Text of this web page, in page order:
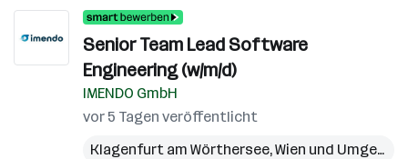
Senior Team Lead Software
Engineering (w/m/d)
IMENDO GmbH
vor 5 Tagen veröffentlicht
Klagenfurt am Wörthersee,Wien und Umgebung